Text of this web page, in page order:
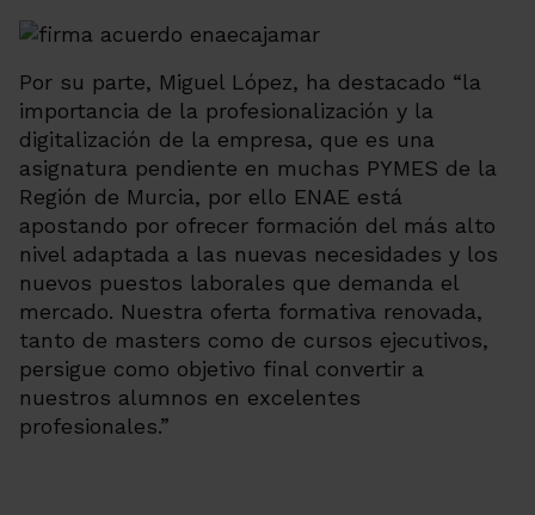
Por su parte, Miguel López, ha destacado “la
importancia de la profesionalización y la
digitalización de la empresa, que es una
asignatura pendiente en muchas PYMES de la
Región de Murcia, por ello ENAE está
apostando por ofrecer formación del más alto
nivel adaptada a las nuevas necesidades y los
nuevos puestos laborales que demanda el
mercado. Nuestra oferta formativa renovada,
tanto de masters como de cursos ejecutivos,
persigue como objetivo final convertir a
nuestros alumnos en excelentes
profesionales.”